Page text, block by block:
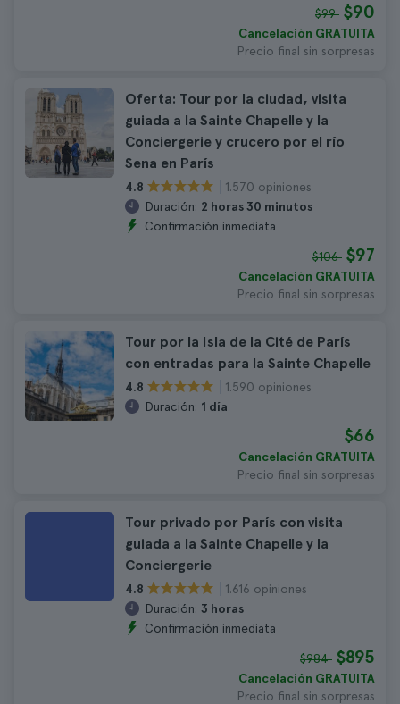
$99 $90
Cancelación GRATUITA
Precio final sin sorpresas
Oferta: Tour por la ciudad, visita
guiada a la Sainte Chapelle y la
Conciergerie y crucero por el río
Sena en París
4.8
1.570 opiniones
Duración: 2 horas 30 minutos
Confirmación inmediata
$106 $97
Cancelación GRATUITA
Precio final sin sorpresas
Tour por la Isla de la Cité de París
con entradas para la Sainte Chapelle
4.8
1.590 opiniones
Duración: 1 día
$66
Cancelación GRATUITA
Precio final sin sorpresas
Tour privado por París con visita
guiada a la Sainte Chapelle y la
Conciergerie
4.8
1.616 opiniones
Duración: 3 horas
Confirmación inmediata
$984 $895
Cancelación GRATUITA
Precio final sin sorpresas